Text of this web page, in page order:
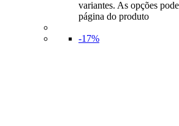
variantes. As opções
página do produto
-17%